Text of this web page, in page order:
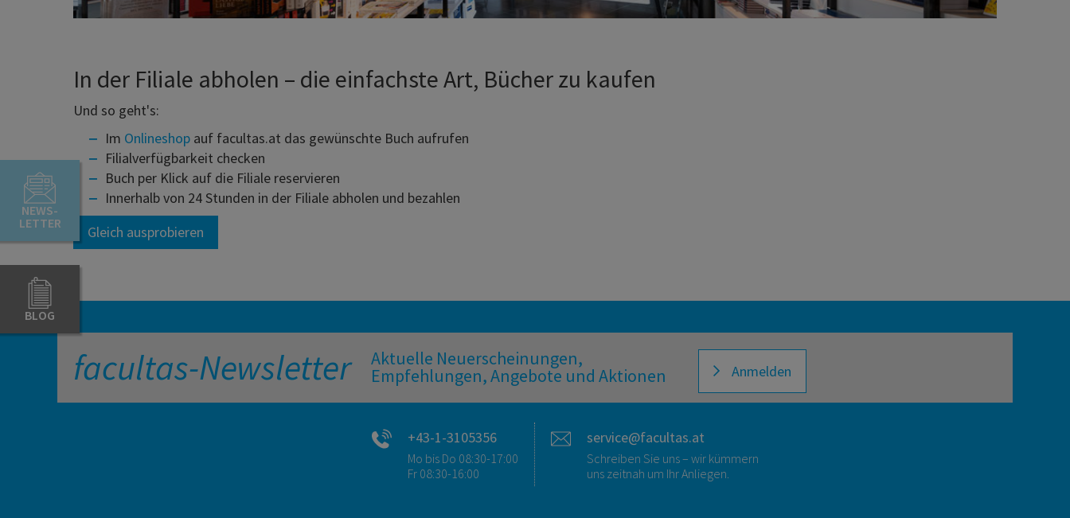
NEWS-
LETTER
BLOG
In der Filiale abholen – die einfachste Art, Bücher zu kaufen
Und so geht's:
Im Onlineshop auf facultas.at das gewünschte Buch aufrufen
Filialverfügbarkeit checken
Buch per Klick auf die Filiale reservieren
Innerhalb von 24 Stunden in der Filiale abholen und bezahlen
Gleich ausprobieren
facultas-Newsletter Aktuelle Neuerscheinungen,
Empfehlungen, Angebote und Aktionen Anmelden
+43-1-3105356
Mo bis Do 08:30-17:00
Fr 08:30-16:00
service@facultas.at
Schreiben Sie uns – wir kümmern
uns zeitnah um Ihr Anliegen.